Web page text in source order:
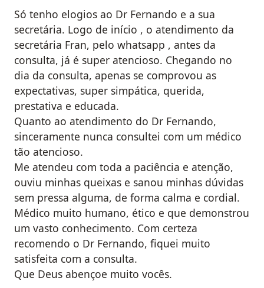
Só tenho elogios ao Dr Fernando e a sua
secretária. Logo de início , o atendimento da
secretária Fran, pelo whatsapp , antes da
consulta, já é super atencioso. Chegando no
dia da consulta, apenas se comprovou as
expectativas, super simpática, querida,
prestativa e educada.
Quanto ao atendimento do Dr Fernando,
sinceramente nunca consultei com um médico
tão atencioso.
Me atendeu com toda a paciência e atenção,
ouviu minhas queixas e sanou minhas dúvidas
sem pressa alguma, de forma calma e cordial.
Médico muito humano, ético e que demonstrou
um vasto conhecimento. Com certeza
recomendo o Dr Fernando, fiquei muito
satisfeita com a consulta.
Que Deus abençoe muito vocês.